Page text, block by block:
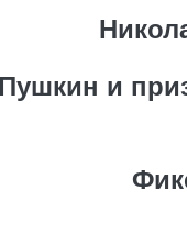
Пушкин и